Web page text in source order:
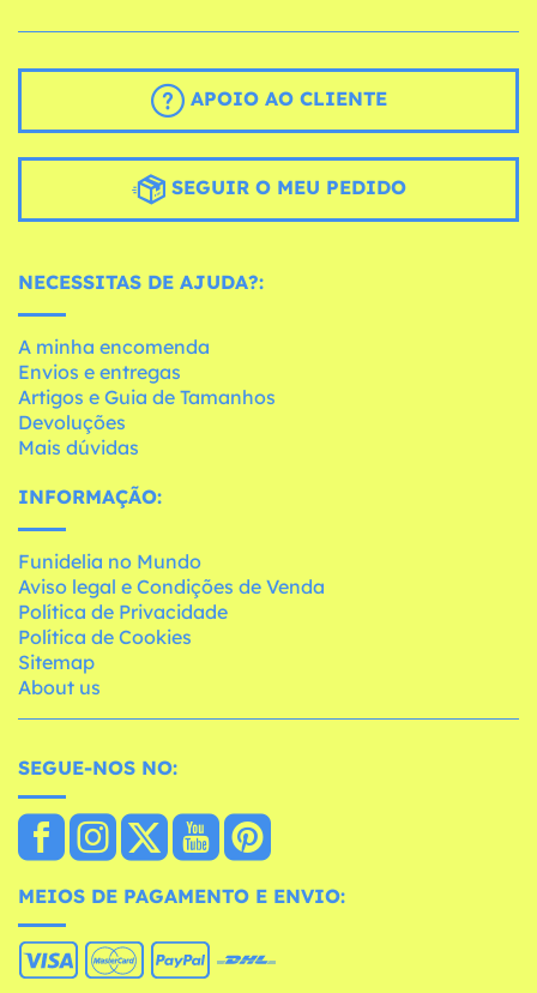
APOIO AO CLIENTE
SEGUIR O MEU PEDIDO
NECESSITAS DE AJUDA?:
A minha encomenda
Envios e entregas
Artigos e Guia de Tamanhos
Devoluções
Mais dúvidas
INFORMAÇÃO:
Funidelia no Mundo
Aviso legal e Condições de Venda
Política de Privacidade
Política de Cookies
Sitemap
About us
SEGUE-NOS NO:
MEIOS DE PAGAMENTO E ENVIO: